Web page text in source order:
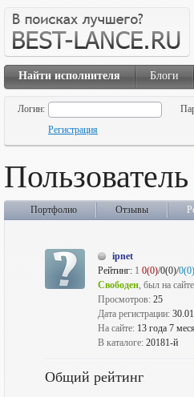
Найти исполнителя Блоги
Логин:
Регистрация
Портфолио Отзывы
ipnet
Рейтинг: 1 0(0)/0(0)/0(0)
Свободен, был на
Просмотров: 25
Дата регистрации:
На сайте: 13 года 7
В каталоге: 20181-й
Общий рейтинг